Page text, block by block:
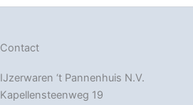
Contact
IJzerwaren ‘t Pannenhuis N.V.
Kapellensteenweg 19